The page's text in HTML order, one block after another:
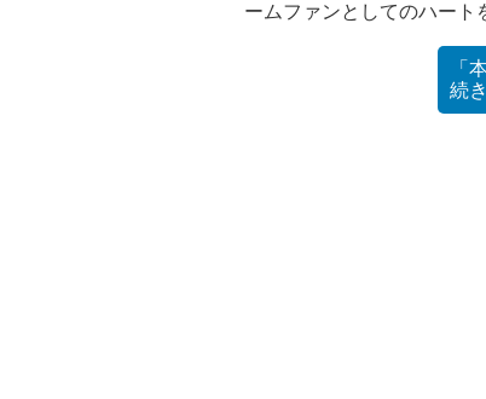
ームファンとしてのハート
「
続